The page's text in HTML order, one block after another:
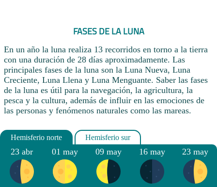
FASES DE LA LUNA
En un año la luna realiza 13 recorridos en torno a la tierra
con una duración de 28 días aproximadamente. Las
principales fases de la luna son la Luna Nueva, Luna
Creciente, Luna Llena y Luna Menguante. Saber las fases
de la luna es útil para la navegación, la agricultura, la
pesca y la cultura, además de influir en las emociones de
las personas y fenómenos naturales como las mareas.
23 abr 01 may 09 may 16 may 23 may